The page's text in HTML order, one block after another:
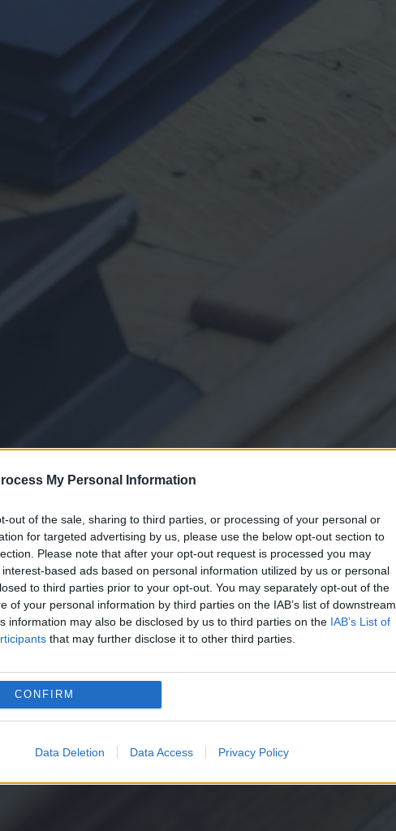
My Personal Information
out of the sale, sharing to third parties, or processing of your personal or
for targeted advertising by us, please use the below opt-out section to
Please note that after your opt-out request is processed you may
based ads based on personal information utilized by us or personal
to third parties prior to your opt-out. You may separately opt-out of the
of your personal information by third parties on the IAB’s list of downstream
information may also be disclosed by us to third parties on the IAB’s List of
that may further disclose it to other third parties.
CONFIRM
Data Deletion Data Access Privacy Policy